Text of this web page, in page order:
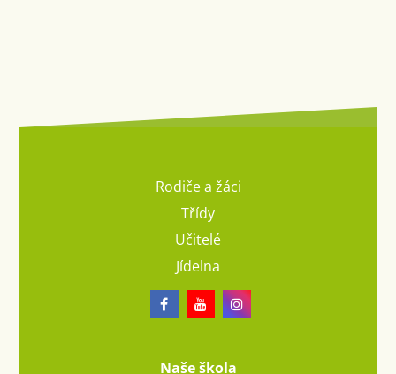
Rodiče a žáci
Třídy
Učitelé
Jídelna
Naše škola